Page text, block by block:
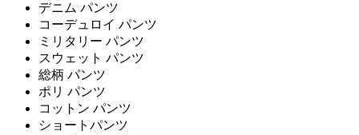
デニム パンツ
コーデュロイ パンツ
ミリタリー パンツ
スウェット パンツ
総柄 パンツ
ポリ パンツ
コットン パンツ
ショートパンツ